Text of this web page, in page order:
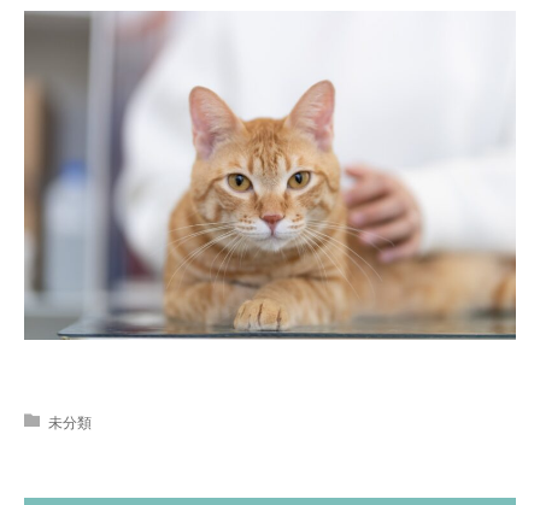
未分類